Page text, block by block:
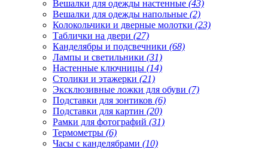
Вешалки для одежды настенные (43)
Вешалки для одежды напольные (2)
Колокольчики и дверные молотки (23)
Таблички на двери (27)
Канделябры и подсвечники (68)
Лампы и светильники (31)
Настенные ключницы (14)
Столики и этажерки (21)
Эксклюзивные ложки для обуви (7)
Подставки для зонтиков (6)
Подставки для картин (20)
Рамки для фотографий (31)
Термометры (6)
Часы с канделябрами (10)